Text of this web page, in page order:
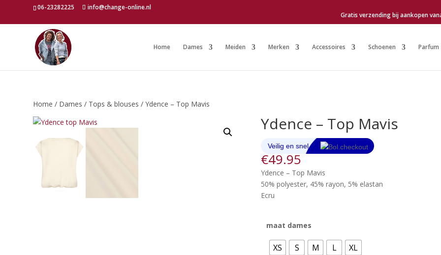
06-23282225
info@change-online.nl
Gratis verzending bij aankopen
Home Dames Meiden Merken Accessoires Schoenen Parfum
Home / Dames / Tops & blouses / Ydence – Top Mavis
Ydence – Top Mavis
€49.95
Ydence – Top Mavis
50% polyester, 45% rayon, 5% elastan
Ecru
maat dames
XS S M L XL